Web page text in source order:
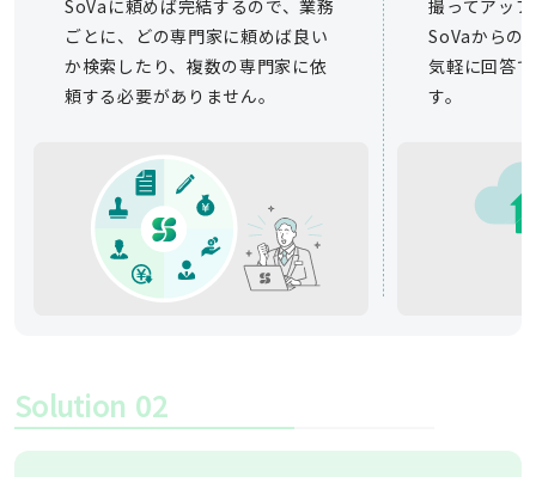
SoVaに頼めば完結するので、業務
ごとに、どの専門家に頼めば良い
か検索したり、複数の専門家に依
頼する必要がありません。
撮ってアッ
SoVaからの
気軽に回答
す。
Solution 02